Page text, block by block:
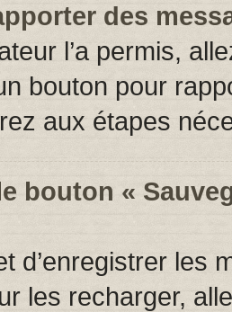
des
l’a permis,
bouton pour
aux étapes
bouton «
d’enregistrer les
les recharger,